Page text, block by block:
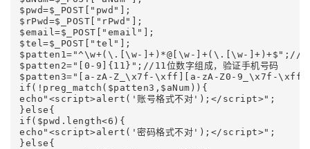
$pwd=$_POST["pwd"];
$rPwd=$_POST["rPwd"];
$email=$_POST["email"];
$tel=$_POST["tel"];
$patten1="^\w+(\.[\w-]+)*@[\w-]+(\.[\w-]+)+$";//验
$patten2="[0-9]{11}";//11位数字组成，验证手机号码
$patten3="[a-zA-Z_\x7f-\xff][a-zA-Z0-9_\x7f-
if(!preg_match($patten3,$aNum)){
echo"<script>alert('账号格式不对');</script>";
}else{
if($pwd.length<6){
echo"<script>alert('密码格式不对');</script>";
}else{